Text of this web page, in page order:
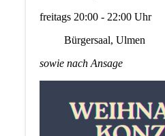
freitags 20:00 - 22:00 Uhr
Bürgersaal, Ulmen
sowie nach Ansage